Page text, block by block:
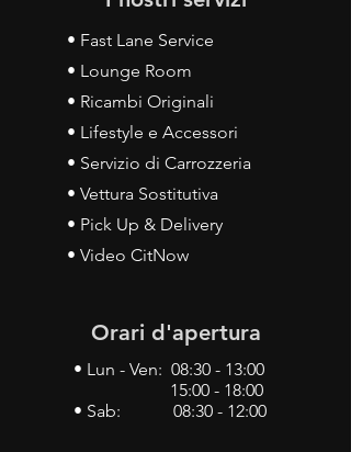
• Fast Lane Service
• Lounge Room
• Ricambi Originali
• Lifestyle e Accessori
• Servizio di Carrozzeria
• Vettura Sostitutiva
• Pick Up & Delivery
• Video CitNow
Orari d'apertura
• Lun - Ven: 08:30 - 13:00
15:00 - 18:00
• Sab: 08:30 - 12:00